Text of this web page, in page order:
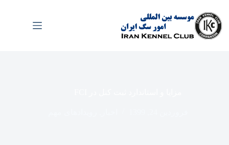
محتوا